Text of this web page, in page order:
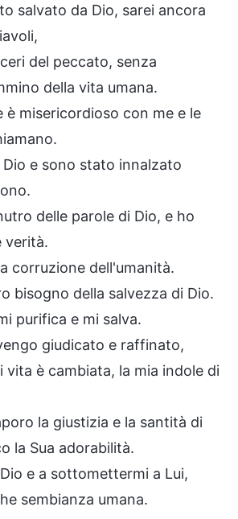
salvato da Dio, sarei ancora
del peccato, senza
della vita umana.
è misericordioso con me e le
e sono stato innalzato
delle parole di Dio, e ho
verità.
corruzione dell'umanità.
bisogno della salvezza di Dio.
purifica e mi salva.
giudicato e raffinato,
vita è cambiata, la mia indole di
la giustizia e la santità di
la Sua adorabilità.
e a sottomettermi a Lui,
sembianza umana.